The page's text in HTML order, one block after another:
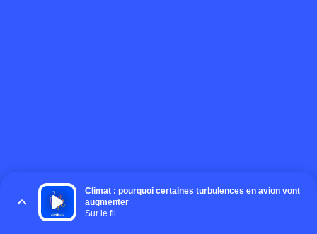
Climat : pourquoi certaines turbulences en avion vont
augmenter
Sur le fil